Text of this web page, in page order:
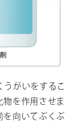
うがいをするこ
物を作用させま
を向いてぶくぶ